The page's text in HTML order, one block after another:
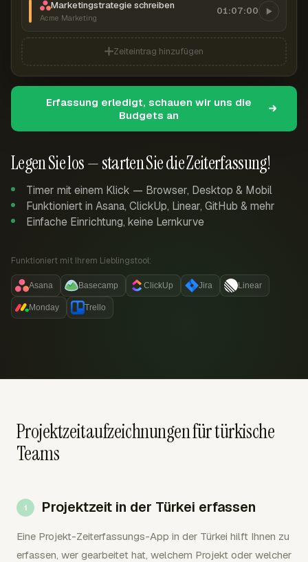
Legen Sie los — starten Sie die Zeiterfassung!
Timer mit einem Klick — Browser, Desktop & Mobil
Funktioniert in Asana, ClickUp, Linear, GitHub & mehr
Einfache Einrichtung, keine Lernkurve
Funktioniert mit Ihrem Lieblingstool:
Asana Basecamp ClickUp Jira Linear
Monday Trello
Marketingstrategie schreiben
Acme Marketing
01:07:00
Zeiteintrag hinzufügen
Erfassung erledigt, schauen wir uns die
Budgets an
Projektzeitaufzeichnungen für türkische
Teams
Projektzeit in der Türkei erfassen
Eine Projekt-Zeiterfassungs-App in der Türkei hilft Ihnen zu
erfassen, wer gearbeitet hat, welchem Projekt oder welcher